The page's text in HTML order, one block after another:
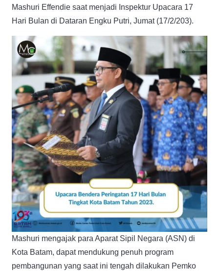
Mashuri Effendie saat menjadi Inspektur Upacara 17
Hari Bulan di Dataran Engku Putri, Jumat (17/2/203).
Mashuri mengajak para Aparat Sipil Negara (ASN) di
Kota Batam, dapat mendukung penuh program
pembangunan yang saat ini tengah dilakukan Pemko